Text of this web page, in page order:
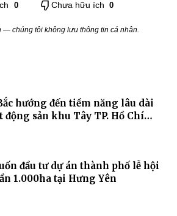
0 Chưa hữu ích 0
— chúng tôi không lưu thông tin cá nhân.
hướng đến tiềm năng lâu dài
động sản khu Tây TP. Hồ Chí
đầu tư dự án thành phố lễ hội
1.000ha tại Hưng Yên